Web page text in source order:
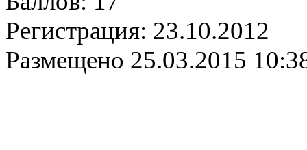
Регистрация: 23.10.2012
Размещено 25.03.2015